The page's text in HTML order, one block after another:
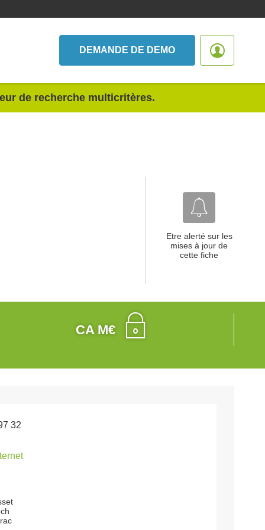
DEMANDE DE DEMO
de recherche multicritères.
Etre alerté sur les
mises à jour de
cette fiche
CA M€
32